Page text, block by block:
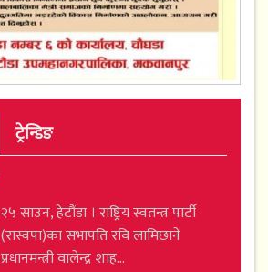
ट्रेन्डिङ
२५ साउन, हेटौंडा । राष्ट्रिय स्वतन्त्र पार्टी
(रास्वपा)का सभापति रवि लामिछाने
प्रधानमन्त्री वालेन्द्र शाह...